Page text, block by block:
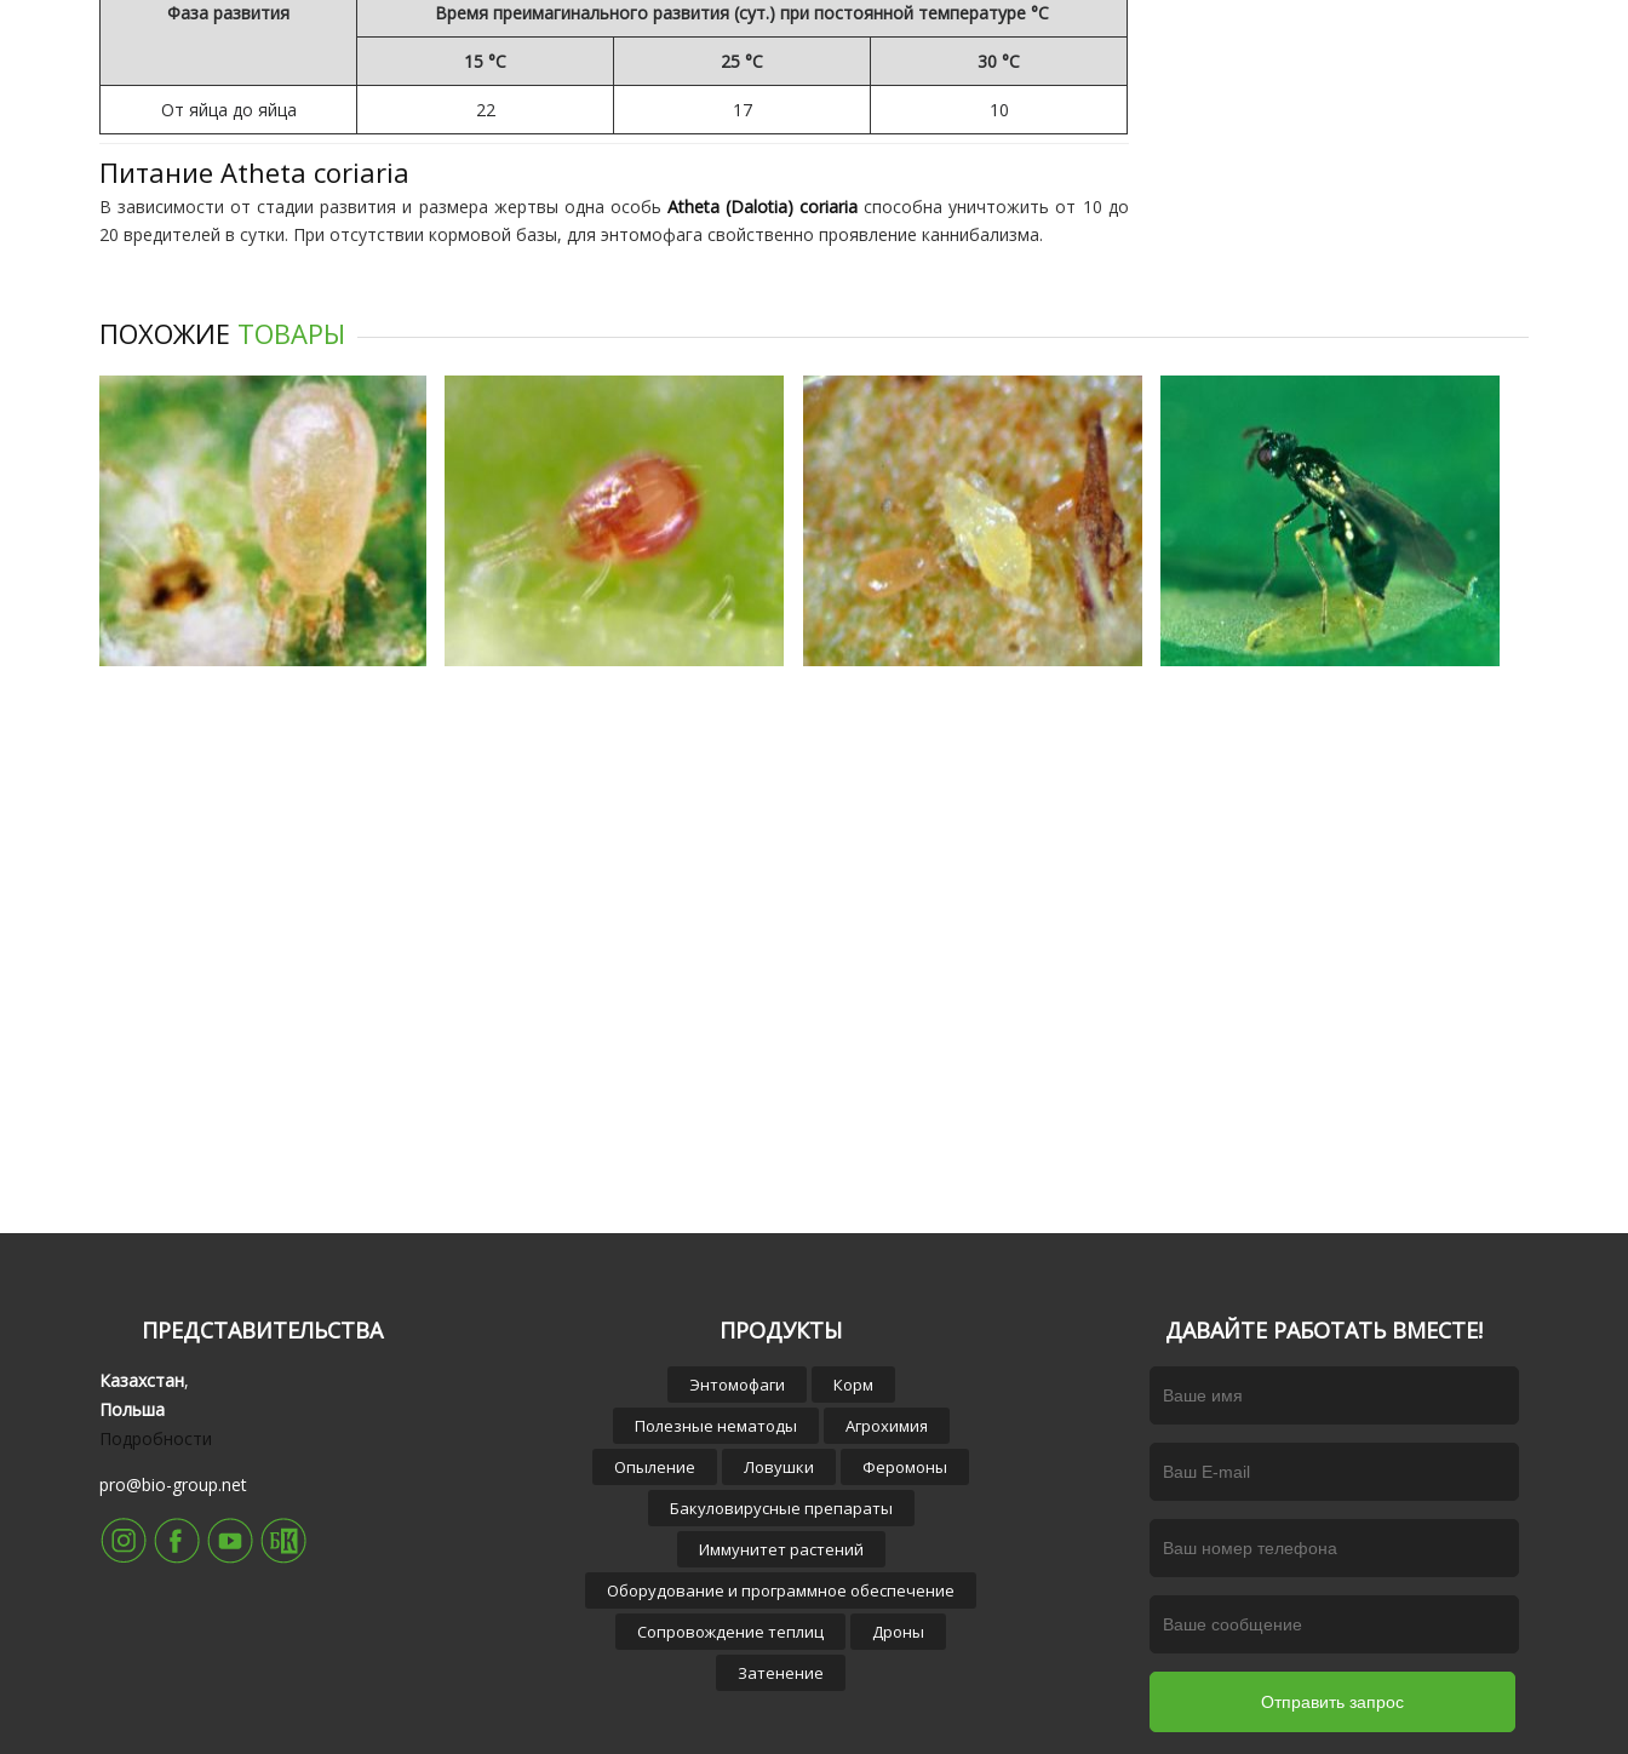
Фаза развития Время преимагинального развития (сут.) при постоянной температуре °С
15 °С 25 °С 30 °С
От яйца до яйца 22 17 10
Питание Atheta coriaria
В зависимости от стадии развития и размера жертвы одна особь Atheta (Dalotia) coriaria способна уничтожить от 10 до
20 вредителей в сутки. При отсутствии кормовой базы, для энтомофага свойственно проявление каннибализма.
ПОХОЖИЕ ТОВАРЫ
ПРЕДСТАВИТЕЛЬСТВА
Казахстан,
Польша
Подробности
pro@bio-group.net
ПРОДУКТЫ
Энтомофаги
Корм
Полезные нематоды
Агрохимия
Опыление
Ловушки
Феромоны
Бакуловирусные препараты
Иммунитет растений
Оборудование и программное обеспечение
Сопровождение теплиц
Дроны
Затенение
ДАВАЙТЕ РАБОТАТЬ ВМЕСТЕ!